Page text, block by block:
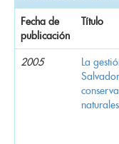
Fecha de
publicación
Título
2005
La
naturales